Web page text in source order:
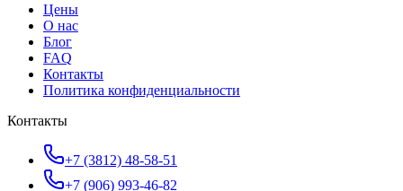
Цены
О нас
Блог
FAQ
Контакты
Политика конфиденциальности
Контакты
+7 (3812) 48-58-51
+7 (906) 993-46-82